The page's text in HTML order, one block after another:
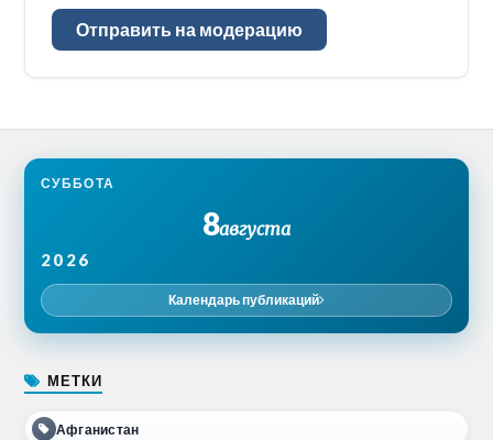
Отправить на модерацию
СУББОТА
8августа
2026
Календарь публикаций
МЕТКИ
Афганистан